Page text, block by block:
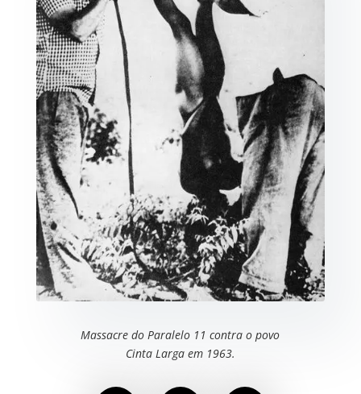
Massacre do Paralelo 11 contra o povo
Cinta Larga em 1963.